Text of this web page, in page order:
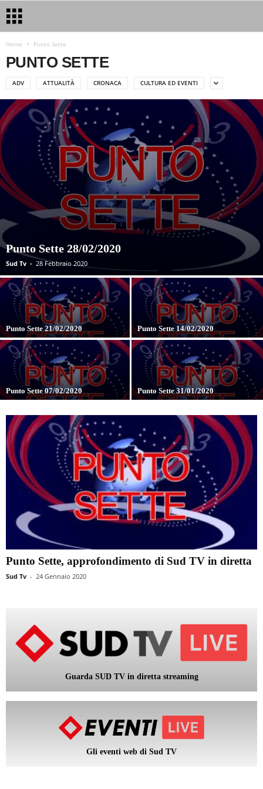
Home Punto Sette
PUNTO SETTE
ADV ATTUALITÀ CRONACA CULTURA ED EVENTI
Punto Sette 28/02/2020
Sud Tv - 28 Febbraio 2020
Punto Sette 21/02/2020 Punto Sette 14/02/2020
Punto Sette 07/02/2020 Punto Sette 31/01/2020
Punto Sette, approfondimento di Sud TV in diretta
Sud Tv - 24 Gennaio 2020
Guarda SUD TV in diretta streaming
Gli eventi web di Sud TV